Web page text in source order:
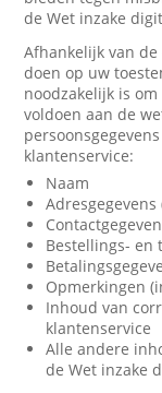
de Wet inzake
Afhankelijk van
doen op uw
noodzakelijk is
voldoen aan de
klantenservice:
Naam
Bestellings- en
Opmerkingen
Inhoud van
klantenservice
Alle andere
de Wet inzake